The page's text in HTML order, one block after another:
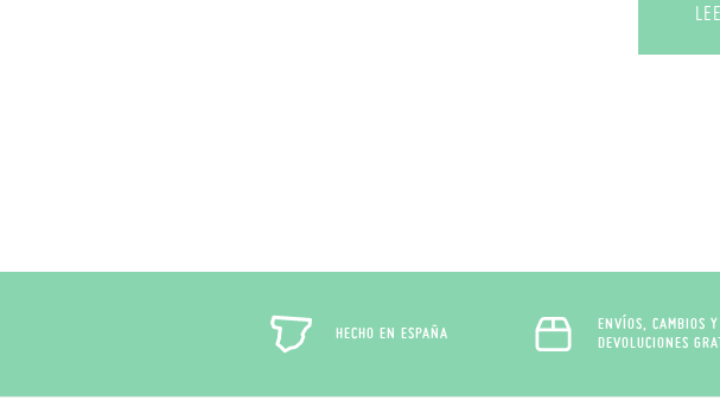
HECHO EN ESPAÑA
ENVÍOS, CAMBIOS Y
DEVOLUCIONES